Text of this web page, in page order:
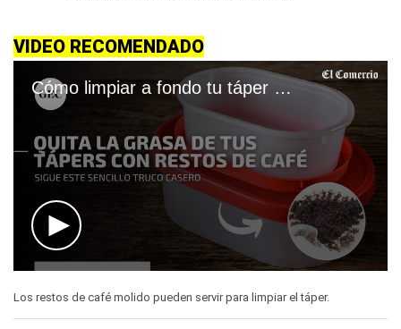
VIDEO RECOMENDADO
Cómo limpiar a fondo tu táper de plástico usando café
seconds
of
55
Los restos de café molido pueden servir para limpiar el táper.